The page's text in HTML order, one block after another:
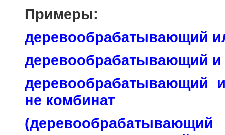
Примеры:
деревообрабатывающий
деревообрабатывающий и
деревообрабатывающий
не комбинат